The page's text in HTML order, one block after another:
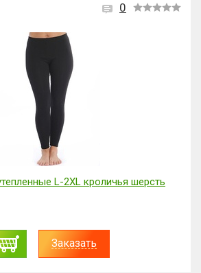
0
L-2XL кроличья шерсть
Заказать